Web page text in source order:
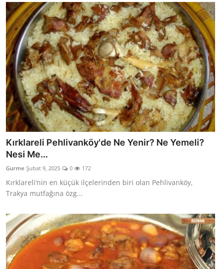
Kırklareli Pehlivanköy'de Ne Yenir? Ne Yemeli?
Nesi Me...
Gurme Şubat 9, 2025 0 172
Kırklareli’nin en küçük ilçelerinden biri olan Pehlivanköy,
Trakya mutfağına özg...